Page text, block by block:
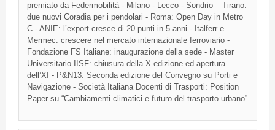
premiato da Federmobilità- Milano - Lecco- Sondrio– Tirano:
due nuovi Coradiaper i pendolari - Roma: Open Day in Metro
C - ANIE: l’export cresce di 20 punti in 5 anni - Italferre
Mermec: crescere nel mercato internazionale ferroviario-
Fondazione FS Italiane: inaugurazione della sede- Master
Universitario
IISF: chiusura dellaX edizione ed apertura
dell’XI - P&N13: Seconda edizionedel Convegno su Porti e
Navigazione- Società Italiana Docenti di Trasporti: Position
Paper su “Cambiamenti climatici e futurodel trasporto urbano”